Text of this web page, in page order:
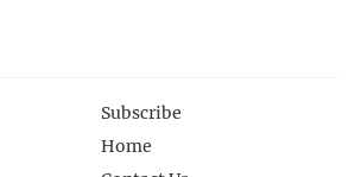
Subscribe
Home